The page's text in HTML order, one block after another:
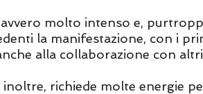
molto intenso e,
la manifestazione, con i
alla collaborazione con
richiede molte energie